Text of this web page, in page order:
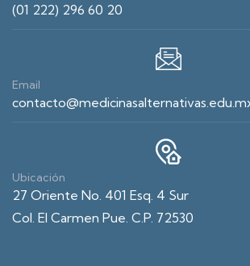
(01 222) 296 60 20
Email
Ubicación
27 Oriente No. 401 Esq. 4 Sur
Col. El Carmen Pue. C.P. 72530